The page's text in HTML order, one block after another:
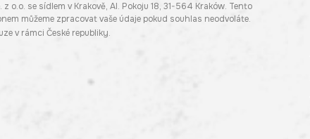
se sídlem v Krakově, Al. Pokoju 18, 31-564 Kraków. Tento
můžeme zpracovat vaše údaje pokud souhlas neodvoláte.
v rámci České republiky.